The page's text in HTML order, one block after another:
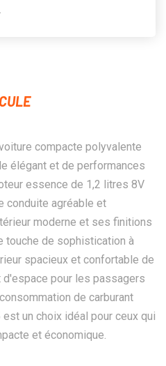
compacte polyvalente
élégant et de performances
essence de 1,2 litres 8V
conduite agréable et
moderne et ses finitions
touche de sophistication à
spacieux et confortable de
pour les passagers
de carburant
un choix idéal pour ceux qui
et économique.